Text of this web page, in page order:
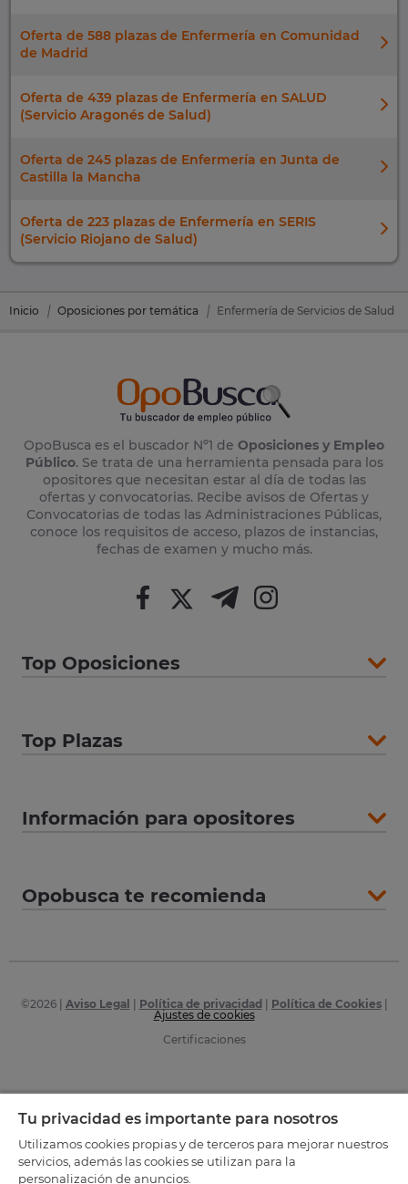
Oferta de 588 plazas de Enfermería en Comunidad
de Madrid
Oferta de 439 plazas de Enfermería en SALUD
(Servicio Aragonés de Salud)
Oferta de 245 plazas de Enfermería en Junta de
Castilla la Mancha
Oferta de 223 plazas de Enfermería en SERIS
(Servicio Riojano de Salud)
Inicio Oposiciones por temática Enfermería de Servicios de Salud
OpoBusca es el buscador Nº1 de Oposiciones y Empleo
Público. Se trata de una herramienta pensada para los
opositores que necesitan estar al día de todas las
ofertas y convocatorias. Recibe avisos de Ofertas y
Convocatorias de todas las Administraciones Públicas,
conoce los requisitos de acceso, plazos de instancias,
fechas de examen y mucho más.
Top Oposiciones
Top Plazas
Información para opositores
Opobusca te recomienda
©2026| Aviso Legal Política de privacidad Política de Cookies|
Ajustes de cookies
Certificaciones
Tu privacidad es importante para nosotros
Utilizamos cookies propias y de terceros para mejorar nuestros
servicios, además las cookies se utilizan para la
personalización de anuncios.